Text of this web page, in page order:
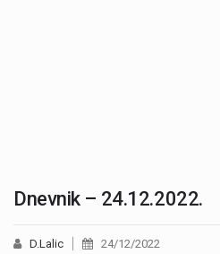
Dnevnik – 24.12.2022.
D.Lalic 24/12/2022